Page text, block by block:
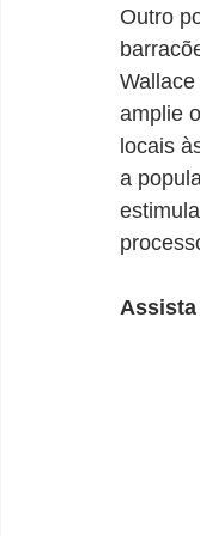
Outro
amplie
locais
a